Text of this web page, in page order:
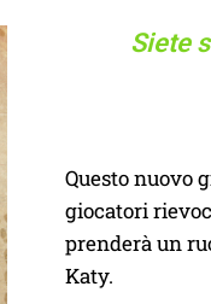
Siete
Questo nuovo
giocatori
prenderà un
Katy.